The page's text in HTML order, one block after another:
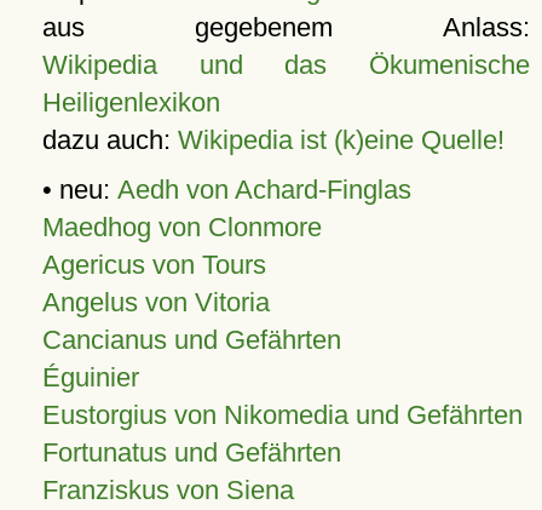
aus gegebenem Anlass:
Wikipedia und das Ökumenische
Heiligenlexikon
dazu auch: Wikipedia ist (k)eine Quelle!
• neu: Aedh von Achard-Finglas
Maedhog von Clonmore
Agericus von Tours
Angelus von Vitoria
Cancianus und Gefährten
Éguinier
Eustorgius von Nikomedia und Gefährten
Fortunatus und Gefährten
Franziskus von Siena